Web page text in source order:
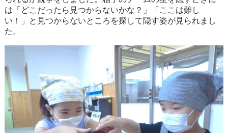
は「どこだったら見つからないかな？」「ここは難し
い！」と見つからないところを探して隠す姿が見られまし
た。